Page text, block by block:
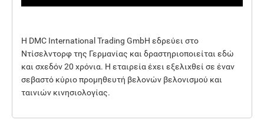
Η DMC International Trading GmbH εδρεύει στο
Ντίσελντορφ της Γερμανίας και δραστηριοποιείται εδώ
και σχεδόν 20 χρόνια. Η εταιρεία έχει εξελιχθεί σε έναν
σεβαστό κύριο προμηθευτή βελονών βελονισμού και
ταινιών κινησιολογίας.